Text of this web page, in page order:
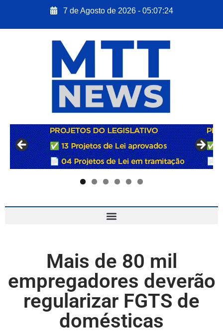
7 de Agosto de 2026 - 05:07:25
Mais de 80 mil
empregadores deverão
regularizar FGTS de
domésticas